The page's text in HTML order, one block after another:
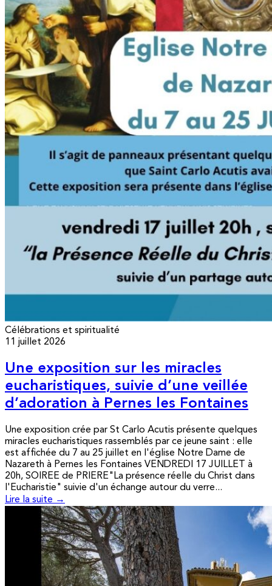
Célébrations et spiritualité
11 juillet 2026
Une exposition sur les miracles
eucharistiques, suivie d’une veillée
d’adoration à Pernes les Fontaines
Une exposition crée par St Carlo Acutis présente quelques
miracles eucharistiques rassemblés par ce jeune saint : elle
est affichée du 7 au 25 juillet en l'église Notre Dame de
Nazareth à Pernes les Fontaines VENDREDI 17 JUILLET à
20h, SOIREE de PRIERE"La présence réelle du Christ dans
l'Eucharistie" suivie d'un échange autour du verre...
Lire la suite →